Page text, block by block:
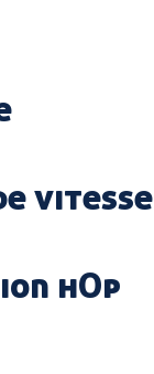
vitesse
hOp